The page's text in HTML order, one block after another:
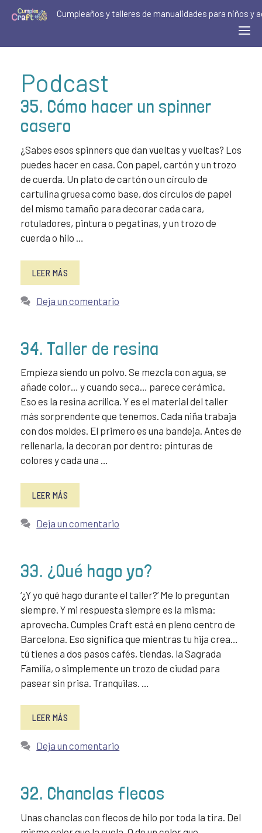
Saltar
Cumpleaños y talleres de manualidades para niños y
Podcast
35. Cómo hacer un spinner
casero
¿Sabes esos spinners que dan vueltas y vueltas? Los
puedes hacer en casa. Con papel, cartón y un trozo
de cuerda. Un plato de cartón o un círculo de
cartulina gruesa como base, dos círculos de papel
del mismo tamaño para decorar cada cara,
rotuladores, pintura o pegatinas, y un trozo de
cuerda o hilo …
LEER MÁS
Deja un comentario
34. Taller de resina
Empieza siendo un polvo. Se mezcla con agua, se
añade color… y cuando seca… parece cerámica.
Eso es la resina acrílica. Y es el material del taller
más sorprendente que tenemos. Cada niña trabaja
con dos moldes. El primero es una bandeja. Antes de
rellenarla, la decoran por dentro: pinturas de
colores y cada una …
LEER MÁS
Deja un comentario
33. ¿Qué hago yo?
‘¿Y yo qué hago durante el taller?’ Me lo preguntan
siempre. Y mi respuesta siempre es la misma:
aprovecha. Cumples Craft está en pleno centro de
Barcelona. Eso significa que mientras tu hija crea…
tú tienes a dos pasos cafés, tiendas, la Sagrada
Familía, o simplemente un trozo de ciudad para
pasear sin prisa. Tranquilas. …
LEER MÁS
Deja un comentario
32. Chanclas flecos
Unas chanclas con flecos de hilo por toda la tira. Del